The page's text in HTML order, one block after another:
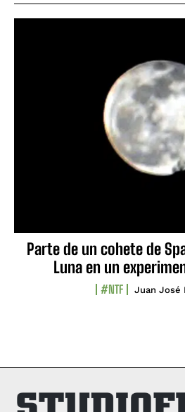
Parte de un cohete de
Luna en un
#NTF Juan José